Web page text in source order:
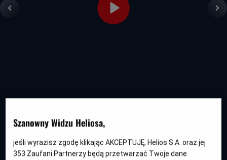
napisy
17:00
2D, dubbing
18:00
2D, napisy
20:15
Ekipa zwierzaków
Szanowny Widzu Heliosa,
jeśli wyrazisz zgodę klikając AKCEPTUJĘ, Helios S.A. oraz jej
353 Zaufani Partnerzy będą przetwarzać Twoje dane